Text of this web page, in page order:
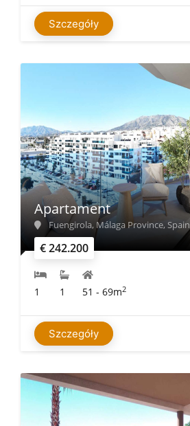
Szczegóły
€ 242.200
Apartament
Fuengirola, Málaga Province, Spain
1 1 51 - 69m2
Szczegóły